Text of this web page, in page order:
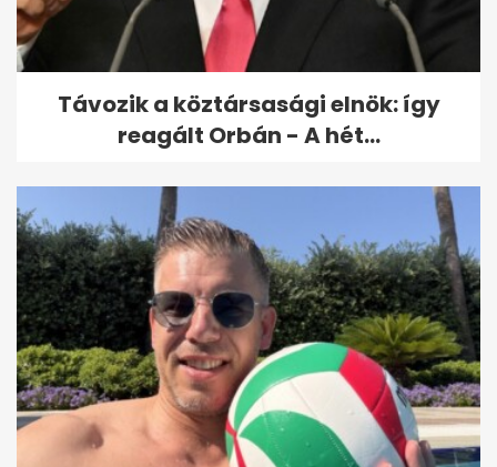
Távozik a köztársasági elnök: így
reagált Orbán - A hét...